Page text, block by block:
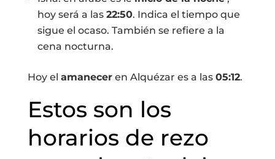
hoy será a las 22:50. Indica el tiempo que
sigue el ocaso. También se refiere a la
cena nocturna.
Hoy el amaneceren Alquézar es a las 05:12.
Estos son los
horarios de rezo